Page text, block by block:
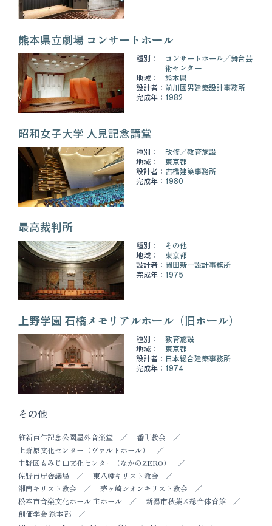
熊本県立劇場 コンサートホール
種別： コンサートホール
舞台芸
術センター
地域：
熊本県
設計者： 前川國男建築設計事務所
完成年： 1982
昭和女子大学 人見記念講堂
種別： 改修
教育施設
地域：
東京都
設計者： 古橋建築事務所
完成年： 1980
最高裁判所
種別：
その他
地域：
東京都
設計者： 岡田新一設計事務所
完成年： 1975
上野学園 石橋メモリアルホール（旧ホール）
種別：
教育施設
地域：
東京都
設計者： 日本総合建築事務所
完成年： 1974
その他
維新百年記念公園屋外音楽堂
番町教会
上斎原文化センター（ヴァルトホール）
中野区もみじ山文化センター（なかのZERO）
佐野市庁舎議場
東八幡キリスト教会
湘南キリスト教会
茅ヶ崎シオンキリスト教会
松本市音楽文化ホール 主ホール
新潟市秋葉区総合体育館
創価学会 総本部